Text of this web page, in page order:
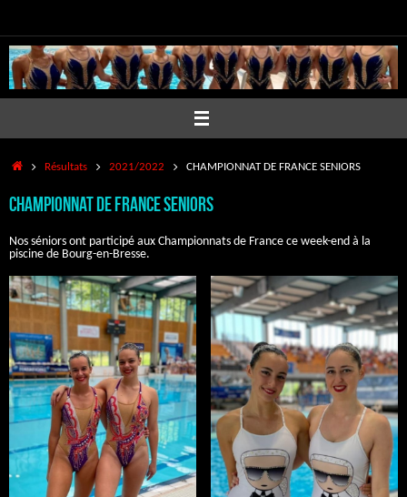
AccueilRésultats 2021/2022 CHAMPIONNAT DE FRANCE SENIORS
CHAMPIONNAT DE FRANCE SENIORS
Nos séniors ont participé aux Championnats de France ce week-end à la
piscine de Bourg-en-Bresse.